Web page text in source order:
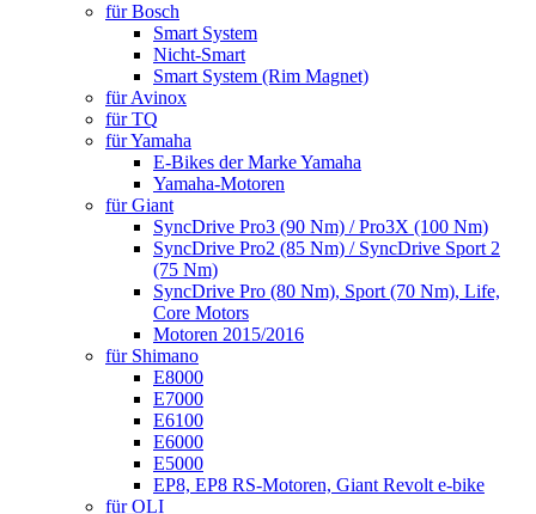
für Bosch
Smart System
Nicht-Smart
Smart System (Rim Magnet)
für Avinox
für TQ
für Yamaha
E-Bikes der Marke Yamaha
Yamaha-Motoren
für Giant
SyncDrive Pro3 (90 Nm) / Pro3X (100 Nm)
SyncDrive Pro2 (85 Nm) / SyncDrive Sport 2
(75 Nm)
SyncDrive Pro (80 Nm), Sport (70 Nm), Life,
Core Motors
Motoren 2015/2016
für Shimano
E8000
E7000
E6100
E6000
E5000
EP8, EP8 RS-Motoren, Giant Revolt e-bike
für OLI